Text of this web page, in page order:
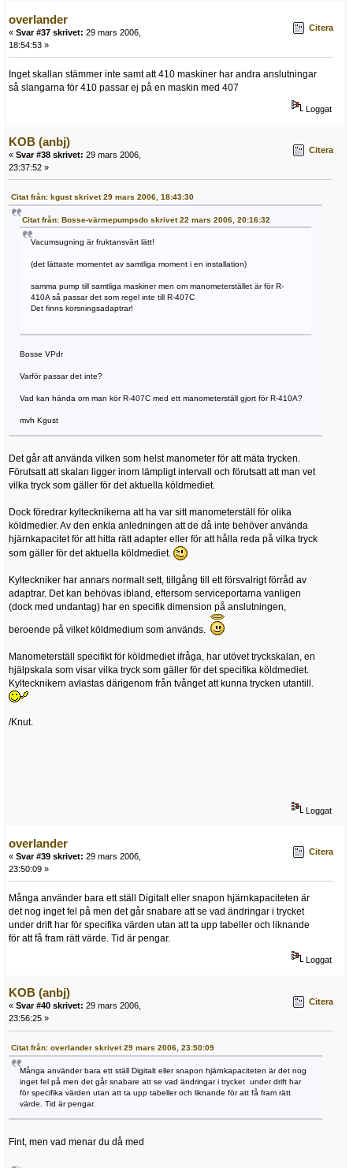
overlander
« Svar #37 skrivet: 29 mars 2006,
18:54:53 »
Citera
Inget skallan stämmer inte samt att 410 maskiner har andra anslutningar
så slangarna för 410 passar ej på en maskin med 407
Loggat
KOB (anbj)
« Svar #38 skrivet: 29 mars 2006,
23:37:52 »
Citera
Citat från: kgust skrivet 29 mars 2006, 18:43:30
Citat från: Bosse-värmepumpsdo skrivet 22 mars 2006, 20:16:32
Vacumsugning är fruktansvärt lätt!
(det lättaste momentet av samtliga moment i en installation)
samma pump till samtliga maskiner men om manometerstället är för R-
410A så passar det som regel inte till R-407C
Det finns korsningsadaptrar!
Bosse VPdr
Varför passar det inte?
Vad kan hända om man kör R-407C med ett manometerställ gjort för R-410A?
mvh Kgust
Det går att använda vilken som helst manometer för att mäta trycken.
Förutsatt att skalan ligger inom lämpligt intervall och förutsatt att man vet
vilka tryck som gäller för det aktuella köldmediet.
Dock föredrar kyltecknikerna att ha var sitt manometerställ för olika
köldmedier. Av den enkla anledningen att de då inte behöver använda
hjärnkapacitet för att hitta rätt adapter eller för att hålla reda på vilka tryck
som gäller för det aktuella köldmediet.
Kylteckniker har annars normalt sett, tillgång till ett försvalrigt förråd av
adaptrar. Det kan behövas ibland, eftersom serviceportarna vanligen
(dock med undantag) har en specifik dimension på anslutningen,
beroende på vilket köldmedium som används.
Manometerställ specifikt för köldmediet ifråga, har utövet tryckskalan, en
hjälpskala som visar vilka tryck som gäller för det specifika köldmediet.
Kyltecknikern avlastas därigenom från tvånget att kunna trycken utantill.
/Knut.
Loggat
overlander
« Svar #39 skrivet: 29 mars 2006,
23:50:09 »
Citera
Många använder bara ett ställ Digitalt eller snapon hjärnkapaciteten är
det nog inget fel på men det går snabare att se vad ändringar i trycket
under drift har för specifika värden utan att ta upp tabeller och liknande
för att få fram rätt värde. Tid är pengar.
Loggat
KOB (anbj)
« Svar #40 skrivet: 29 mars 2006,
23:56:25 »
Citera
Citat från: overlander skrivet 29 mars 2006, 23:50:09
Många använder bara ett ställ Digitalt eller snapon hjärnkapaciteten är det nog
inget fel på men det går snabare att se vad ändringar i trycket under drift har
för specifika värden utan att ta upp tabeller och liknande för att få fram rätt
värde. Tid är pengar.
Fint, men vad menar du då med